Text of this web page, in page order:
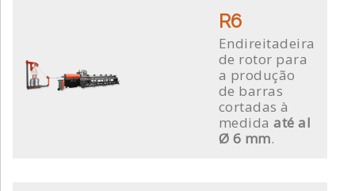
R6
Endireitadeira
de rotor para
a produção
de barras
cortadas à
medidaaté al
Ø 6 mm.